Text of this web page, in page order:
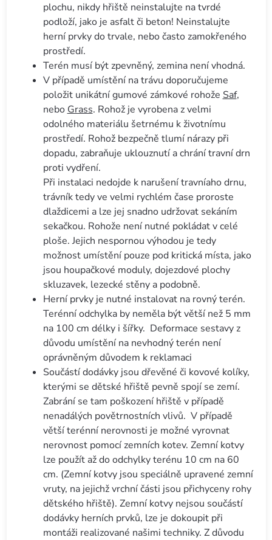
plochu, nikdy hřiště neinstalujte na tvrdé
podloží, jako je asfalt či beton! Neinstalujte
herní prvky do trvale, nebo často zamokřeného
prostředí.
Terén musí být zpevněný, zemina není vhodná.
V případě umístění na trávu doporučujeme
položit unikátní gumové zámkové rohože Saf,
nebo Grass. Rohož je vyrobena z velmi
odolného materiálu šetrnému k životnímu
prostředí. Rohož bezpečně tlumí nárazy při
dopadu, zabraňuje uklouznutí a chrání travní drn
proti vydření.
Při instalaci nedojde k narušení travníaho drnu,
trávník tedy ve velmi rychlém čase proroste
dlaždicemi a lze jej snadno udržovat sekáním
sekačkou. Rohože není nutné pokládat v celé
ploše. Jejich nespornou výhodou je tedy
možnost umístění pouze pod kritická místa, jako
jsou houpačkové moduly, dojezdové plochy
skluzavek, lezecké stěny a podobně.
Herní prvky je nutné instalovat na rovný terén.
Terénní odchylka by neměla být větší než 5 mm
na 100 cm délky i šířky. Deformace sestavy z
důvodu umístění na nevhodný terén není
oprávněným důvodem k reklamaci
Součástí dodávky jsou dřevěné či kovové kolíky,
kterými se dětské hřiště pevně spojí se zemí.
Zabrání se tam poškození hřiště v případě
nenadálých povětrnostních vlivů. V případě
větší terénní nerovnosti je možné vyrovnat
nerovnost pomocí zemních kotev. Zemní kotvy
lze použít až do odchylky terénu 10 cm na 60
cm. (Zemní kotvy jsou speciálně upravené zemní
vruty, na jejichž vrchní části jsou přichyceny rohy
dětského hřiště). Zemní kotvy nejsou součástí
dodávky herních prvků, lze je dokoupit při
montáži realizované našimi techniky. Z důvodu